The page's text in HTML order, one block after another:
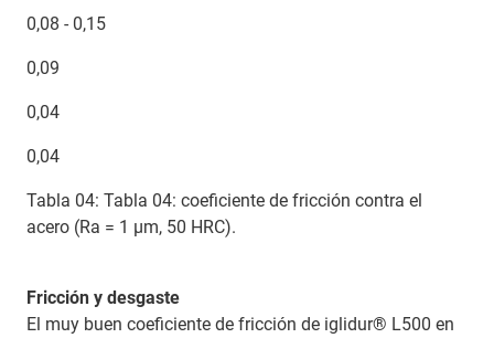
0,08 - 0,15
0,09
0,04
0,04
Tabla 04: Tabla 04: coeficiente de fricción contra el
acero (Ra = 1 μm, 50 HRC).
Fricción y desgaste
El muy buen coeficiente de fricción de iglidur® L500 en